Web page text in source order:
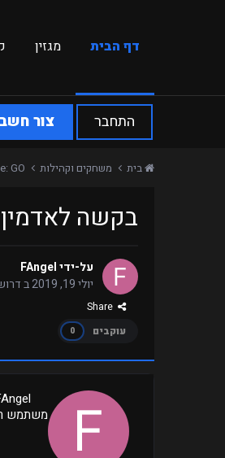
דף הבית מגזין
התחבר צור
בית משחקים וקהילות GO
בקשה לאדמין FAngel
על-ידיFAngel
יולי 19, 2019
ב
עוקבים
0
הודעות:
הצטרף:
סטטוס:
Offline
נראה
לאחרונה:
יולי
משתמש